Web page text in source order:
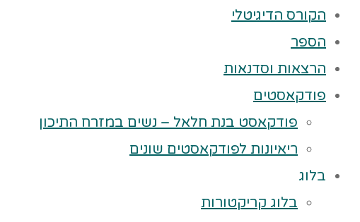
הקורס הדיגיטלי
הספר
הרצאות וסדנאות
פודקאסטים
פודקאסט בנת חלאל – נשים במזרח התיכון
ריאיונות לפודקאסטים שונים
בלוג
בלוג קריקטורות